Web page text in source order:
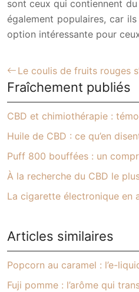
sont ceux qui contiennent
également populaires, car
option intéressante pour
Le coulis de fruits rouges
Fraîchement publiés
CBD et chimiothérapie :
Huile de CBD : ce qu’en
Puff 800 bouffées : un
À la recherche du CBD le
La cigarette électronique en
Articles similaires
Popcorn au caramel : l’e-
Fuji pomme : l’arôme qui